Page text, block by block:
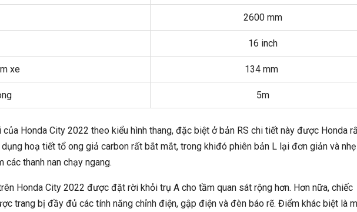
2600 mm
16 inch
xe 134 mm
5m
Honda City 2022 theo kiểu hình thang, đặc biệt ở bản RS chi tiết này được Honda
hoạ tiết tổ ong giả carbon rất bắt mắt, trong khiđó phiên bản L lại đơn giản và nhẹ
các thanh nan chạy ngang.
Honda City 2022 được đặt rời khỏi trụ A cho tầm quan sát rộng hơn. Hơn nữa, chiếc
trang bị đầy đủ các tính năng chỉnh điện, gập điện và đèn báo rẽ. Điểm khác biệt là